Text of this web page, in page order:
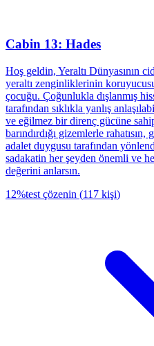
Cabin 13: Hades
Hoş geldin, Yeraltı Dünyasının
yeraltı zenginliklerinin
çocuğu. Çoğunlukla dışlanmış
tarafından sıklıkla yanlış
ve eğilmez bir direnç gücüne
barındırdığı gizemlerle
adalet duygusu tarafından
sadakatin her şeyden önemli ve
değerini anlarsın.
12%test çözenin (117 kişi)